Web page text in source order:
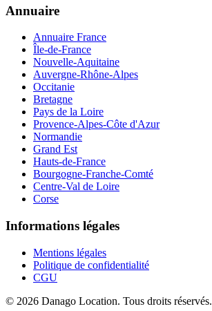
Annuaire
Annuaire France
Île-de-France
Nouvelle-Aquitaine
Auvergne-Rhône-Alpes
Occitanie
Bretagne
Pays de la Loire
Provence-Alpes-Côte d'Azur
Normandie
Grand Est
Hauts-de-France
Bourgogne-Franche-Comté
Centre-Val de Loire
Corse
Informations légales
Mentions légales
Politique de confidentialité
CGU
© 2026 Danago Location. Tous droits réservés.